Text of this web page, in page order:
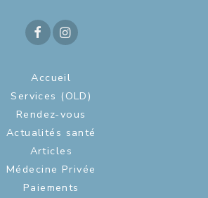
Accueil
Services (OLD)
Rendez-vous
Actualités santé
Articles
Médecine Privée
Paiements